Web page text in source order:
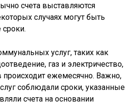
счета выставляются
случаях могут быть
сроки.
услуг, таких как
газ и электричество,
происходит ежемесячно. Важно,
соблюдали сроки, указанные
счета на основании